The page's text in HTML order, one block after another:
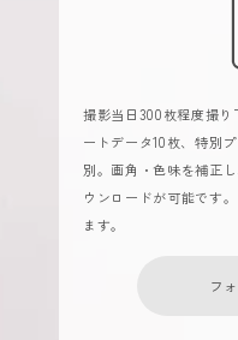
撮影当日300枚程度撮
ートデータ10枚、特別
別。画角・色味を補正
ウンロードが可能です
ます。
フ